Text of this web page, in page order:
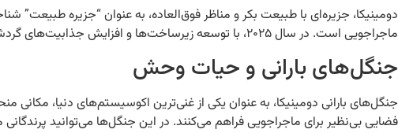
دومینیکا، جزیره‌ای با طبیعت بکر و مناظر فوق‌العاده، به عنوان “جزیره
ماجراجویی است. در سال ۲۰۲۵، با توسعه زیرساخت‌ها و افزایش جذابیت‌های گردشگری، دومینیکا به یک مرکز گردشگری پر رونق تبدیل خواهد شد. بیایید نگاهی عمیق‌تر به جاذبه‌های طبیعی و فرهنگی این جزیره بیندازیم.
جنگل‌های بارانی و حیات وحش
جنگل‌های بارانی دومینیکا، به عنوان یکی از غنی‌ترین اکوسیستم‌های دنیا،
فضایی بی‌نظیر برای ماجراجویی فراهم می‌کنند. در این جنگل‌ها می‌توانید پرندگانی